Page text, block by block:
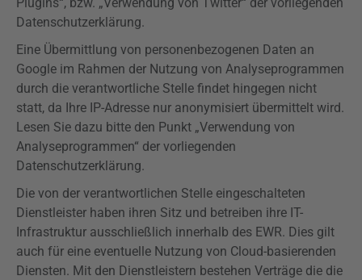
Datenschutzerklärung.
Eine Übermittlung von personenbezogenen Daten an
Google im Rahmen der Nutzung von Analyseprogrammen
durch die verantwortliche Stelle findet hingegen nicht
statt, da Ihre IP-Adresse nur anonymisiert übermittelt wird.
Lesen Sie dazu bitte den Punkt „Verwendung von
Analyseprogrammen“ der vorliegenden
Datenschutzerklärung.
Die von der verantwortlichen Stelle eingeschalteten
Dienstleister haben ihren Sitz und betreiben ihre IT-
Infrastruktur ausschließlich innerhalb des EWR. Dies gilt
auch für eine eventuelle Nutzung von Cloud-basierenden
Diensten. Mit den Dienstleistern bestehen Verträge die die